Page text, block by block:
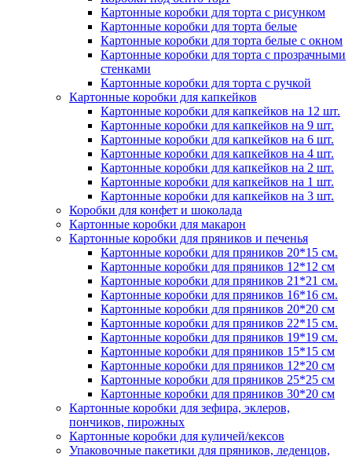
Картонные коробки для торта с рисунком
Картонные коробки для торта белые
Картонные коробки для торта белые с окном
Картонные коробки для торта с прозрачными
стенками
Картонные коробки для торта с ручкой
Картонные коробки для капкейков
Картонные коробки для капкейков на 12 шт.
Картонные коробки для капкейков на 9 шт.
Картонные коробки для капкейков на 6 шт.
Картонные коробки для капкейков на 4 шт.
Картонные коробки для капкейков на 2 шт.
Картонные коробки для капкейков на 1 шт.
Картонные коробки для капкейков на 3 шт.
Коробки для конфет и шоколада
Картонные коробки для макарон
Картонные коробки для пряников и печенья
Картонные коробки для пряников 20*15 см.
Картонные коробки для пряников 12*12 см
Картонные коробки для пряников 21*21 см.
Картонные коробки для пряников 16*16 см.
Картонные коробки для пряников 20*20 см
Картонные коробки для пряников 22*15 см.
Картонные коробки для пряников 19*19 см.
Картонные коробки для пряников 15*15 см
Картонные коробки для пряников 12*20 см
Картонные коробки для пряников 25*25 см
Картонные коробки для пряников 30*20 см
Картонные коробки для зефира, эклеров,
пончиков, пирожных
Картонные коробки для куличей/кексов
Упаковочные пакетики для пряников, леденцов,